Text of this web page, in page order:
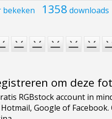
bekeken 1358 downloads
om deze